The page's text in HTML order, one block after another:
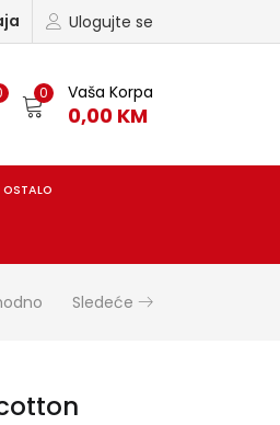
Ulogujte se
0 Vaša Korpa
0,00 KM
OSTALO
Sledeće